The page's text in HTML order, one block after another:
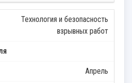
Технология и безопасность
взрывных работ
Апрель